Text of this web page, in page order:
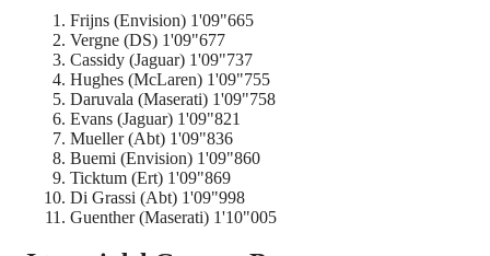
Frijns (Envision) 1'09"665
Vergne (DS) 1'09"677
Cassidy (Jaguar) 1'09"737
Hughes (McLaren) 1'09"755
Daruvala (Maserati) 1'09"758
Evans (Jaguar) 1'09"821
Mueller (Abt) 1'09"836
Buemi (Envision) 1'09"860
Ticktum (Ert) 1'09"869
Di Grassi (Abt) 1'09"998
Guenther (Maserati) 1'10"005